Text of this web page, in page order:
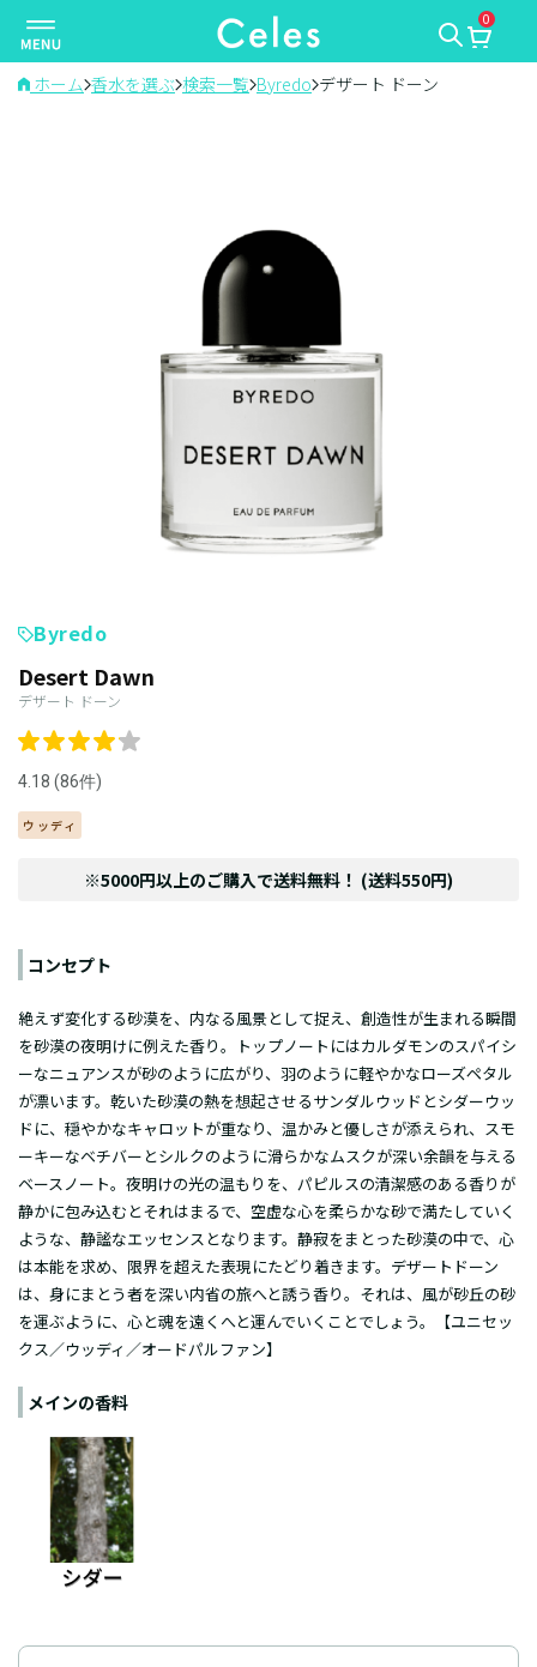
ナ
ビ
ゲ
0
ホーム 香水を選ぶ 検索一覧 Byredo デザート ドーン
Byredo
Desert Dawn
デザート ドーン
4.18 (86件)
ウッディ
※5000円以上のご購入で送料無料！ (送料550円)
コンセプト
絶えず変化する砂漠を、内なる風景として捉え、創造性が生まれる瞬間
を砂漠の夜明けに例えた香り。トップノートにはカルダモンのスパイシ
ーなニュアンスが砂のように広がり、羽のように軽やかなローズペタル
が漂います。乾いた砂漠の熱を想起させるサンダルウッドとシダーウッ
ドに、穏やかなキャロットが重なり、温かみと優しさが添えられ、スモ
ーキーなベチバーとシルクのように滑らかなムスクが深い余韻を与える
ベースノート。夜明けの光の温もりを、パピルスの清潔感のある香りが
静かに包み込むとそれはまるで、空虚な心を柔らかな砂で満たしていく
ような、静謐なエッセンスとなります。静寂をまとった砂漠の中で、心
は本能を求め、限界を超えた表現にたどり着きます。デザートドーン
は、身にまとう者を深い内省の旅へと誘う香り。それは、風が砂丘の砂
を運ぶように、心と魂を遠くへと運んでいくことでしょう。【ユニセッ
クス／ウッディ／オードパルファン】
メインの香料